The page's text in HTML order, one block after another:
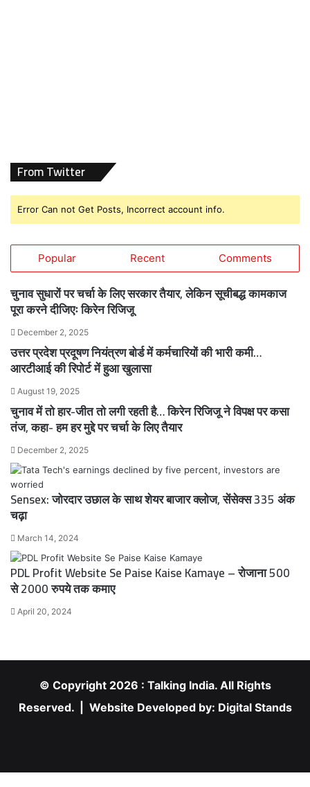
From Twitter
Error Can not Get Posts, Incorrect account info.
Popular Recent Comments
चुनाव सुधारों पर चर्चा के लिए सरकार तैयार, लेकिन सूचीबद्ध कामकाज
पूरा करने दीजिएः किरेन रिजिजू
December 2, 2025
उत्तर प्रदेश प्रदूषण नियंत्रण बोर्ड में कर्मचारियों की भारी कमी…
आरटीआई की रिपोर्ट में हुआ खुलासा
August 19, 2025
चुनाव में तो हार-जीत तो लगी रहती है… किरेन रिजिजू ने विपक्ष पर कसा
तंज, कहा- हम हर मुद्दे पर चर्चा के लिए तैयार
December 2, 2025
Sensex: जोरदार उछाल के साथ शेयर बाजार क्लोज, सेंसेक्स 335 अंक
चढ़ा
March 14, 2024
PDL Profit Website Se Paise Kaise Kamaye – रोजाना 500
से 2000 रुपये तक कमाए
April 20, 2024
© Copyright 2026 : Talking India. All Rights
Reserved. | Website Developed by: Digital Stands